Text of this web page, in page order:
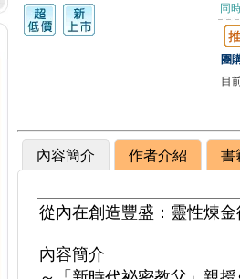
同
團
目
內容簡介 作者介紹 書